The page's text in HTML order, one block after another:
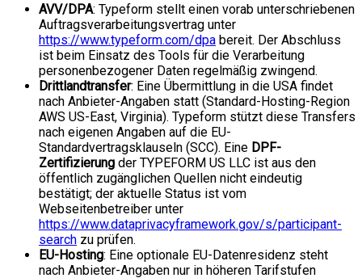
AVV/DPA: Typeform stellt einen vorab unterschriebenen
Auftragsverarbeitungsvertrag unter
https://www.typeform.com/dpa bereit. Der Abschluss
ist beim Einsatz des Tools für die Verarbeitung
personenbezogener Daten regelmäßig zwingend.
Drittlandtransfer: Eine Übermittlung in die USA findet
nach Anbieter-Angaben statt (Standard-Hosting-Region
AWS US-East, Virginia). Typeform stützt diese Transfers
nach eigenen Angaben auf die EU-
Standardvertragsklauseln (SCC). Eine DPF-
Zertifizierung der TYPEFORM US LLC ist aus den
öffentlich zugänglichen Quellen nicht eindeutig
bestätigt; der aktuelle Status ist vom
Webseitenbetreiber unter
https://www.dataprivacyframework.gov/s/participant-
search zu prüfen.
EU-Hosting: Eine optionale EU-Datenresidenz steht
nach Anbieter-Angaben nur in höheren Tarifstufen